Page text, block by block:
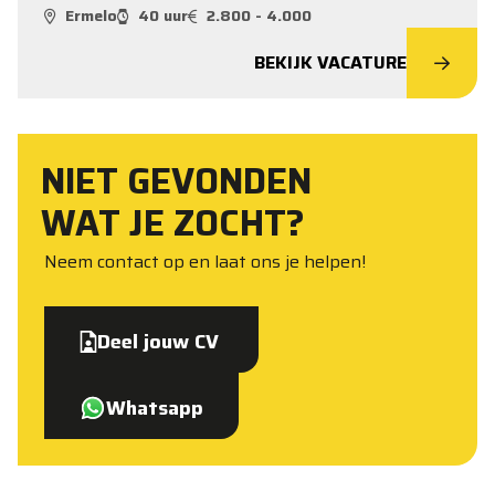
Ermelo 40 uur 2.800 - 4.000
BEKIJK VACATURE
NIET GEVONDEN
WAT JE ZOCHT?
Neem contact op en laat ons je helpen!
Deel jouw CV
Whatsapp